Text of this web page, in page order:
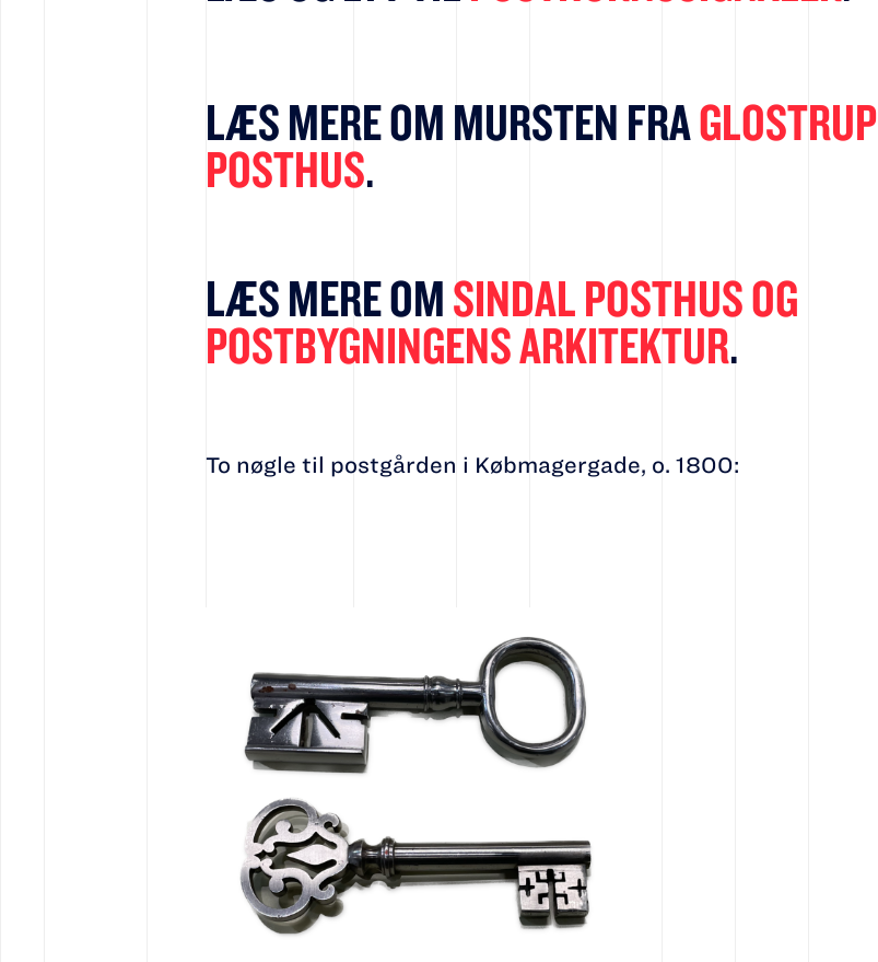
LÆS MERE OM MURSTEN FRAGLOSTRUP
POSTHUS.
LÆS MERE OMSINDAL POSTHUS OG
POSTBYGNINGENS ARKITEKTUR.
To nøgle til postgården i Købmagergade, o. 1800: